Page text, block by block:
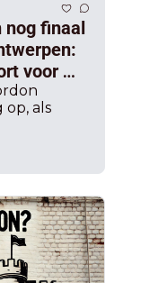
nog finaal
voor
op, als